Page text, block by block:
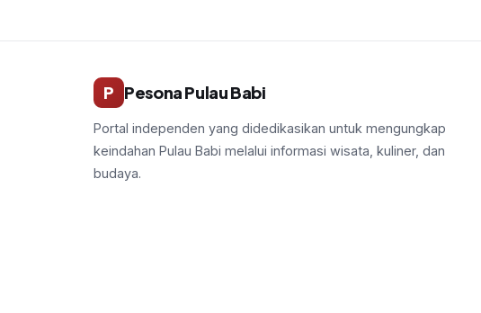
P Pesona Pulau Babi
Portal independen yang didedikasikan untuk mengungkap
keindahan Pulau Babi melalui informasi wisata, kuliner, dan
budaya.